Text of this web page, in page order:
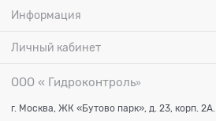
Информация
Личный кабинет
ООО « Гидроконтроль»
г. Москва, ЖК «Бутово парк», д. 23, корп. 2А.